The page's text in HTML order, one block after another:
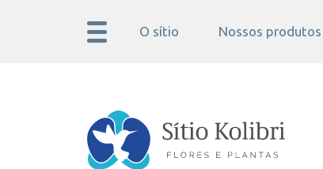
O sítio Nossos produtos